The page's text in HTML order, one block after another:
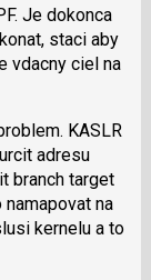
Je dokonca
staci aby
vdacny ciel na
KASLR
adresu
branch target
na
kernelu a to